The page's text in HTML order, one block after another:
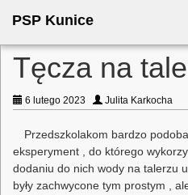
PSP Kunice
Tęcza na
6 lutego 2023 Julita Karkocha
Przedszkolakom bardzo
eksperyment , do którego
dodaniu do nich wody na talerzu
były zachwycone tym prostym ,